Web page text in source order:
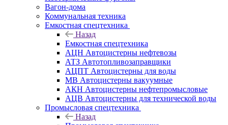
Вагон-дома
Коммунальная техника
Емкостная спецтехника
Назад
Емкостная спецтехника
АЦН Автоцистерны нефтевозы
АТЗ Автотопливозаправщики
АЦПТ Автоцистерны для воды
МВ Автоцистерны вакуумные
АКН Автоцистерны нефтепромысловые
АЦВ Автоцистерны для технической воды
Промысловая спецтехника
Назад